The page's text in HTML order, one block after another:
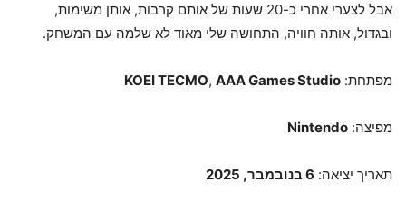
אבל לצערי אחרי כ-20 שעות של אותם קרבות, אותן משימות,
ובגדול, אותה חוויה, התחושה שלי מאוד לא שלמה עם המשחק.
מפתחת: KOEI TECMO, AAA Games Studio
מפיצה: Nintendo
תאריך יציאה: 6 בנובמבר, 2025